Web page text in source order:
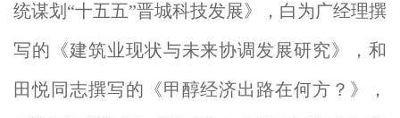
统谋划“十五五”晋城科技发展》，白为广经理撰
写的《建筑业现状与未来协调发展研究》，和
田悦同志撰写的《甲醇经济出路在何方？》，